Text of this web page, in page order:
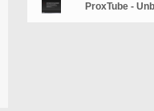
ProxTube -